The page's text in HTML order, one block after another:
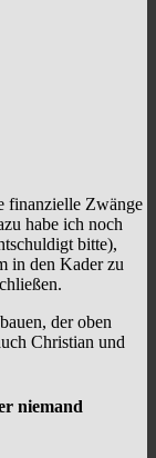
finanzielle Zwänge
habe ich noch
bitte),
in den Kader zu
der oben
Christian und
niemand